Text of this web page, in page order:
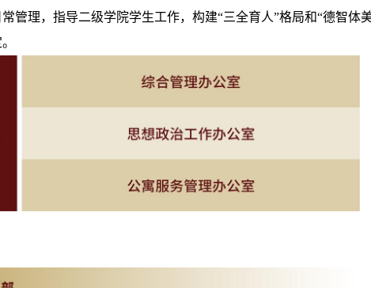
管理，指导二级学院学生工作，构建“三全育人”格局和“德智体